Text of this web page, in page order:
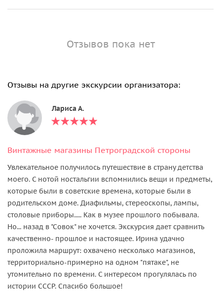
Отзывов пока нет
Отзывы на другие экскурсии организатора:
Лариса А.
Винтажные магазины Петроградской стороны
Увлекательное получилось путешествие в страну детства
моего. С нотой ностальгии вспомнились вещи и предметы,
которые были в советские времена, которые были в
родительском доме. Диафильмы, стереоскопы, лампы,
столовые приборы..... Как в музее прошлого побывала.
Но... назад в "Совок" не хочется. Экскурсия дает сравнить
качественно- прошлое и настоящее. Ирина удачно
проложила маршрут: охвачено несколько магазинов,
территориально-примерно на одном "пятаке", не
утомительно по времени. С интересом прогулялась по
истории СССР. Спасибо большое!